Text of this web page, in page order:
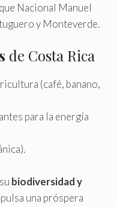
Nacional Manuel
y Monteverde.
de Costa Rica
(café, banano,
para la energía
biodiversidad y
una próspera